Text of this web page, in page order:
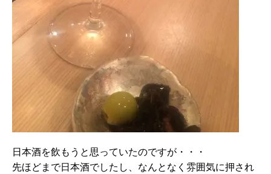
日本酒を飲もうと思っていたのですが・・・
先ほどまで日本酒でしたし、なんとなく雰囲気に押され